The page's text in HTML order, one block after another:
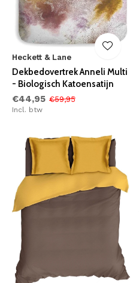
Heckett & Lane
Dekbedovertrek Anneli Multi
- Biologisch Katoensatijn
€44,95 €59,95
Incl. btw